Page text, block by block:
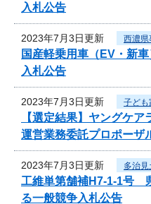
入札公告
2023年7月3日更新 西濃県
国産軽乗用車（EV・新
入札公告
2023年7月3日更新 子ども
【選定結果】ヤングケ
運営業務委託プロポーザ
2023年7月3日更新 多治
工維単第舗補H7-1-1号
る一般競争入札公告